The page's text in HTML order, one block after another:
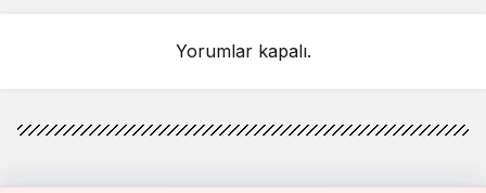
Yorumlar kapalı.